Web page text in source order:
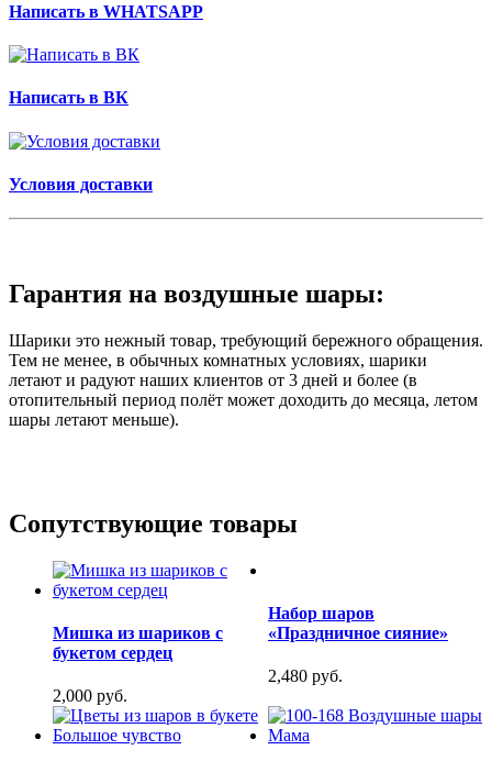
Написать в WHATSAPP
Написать в ВК
Условия доставки
Гарантия на воздушные шары:
Шарики это нежный товар, требующий бережного обращения.
Тем не менее, в обычных комнатных условиях, шарики
летают и радуют наших клиентов от 3 дней и более (в
отопительный период полёт может доходить до месяца, летом
шары летают меньше).
Сопутствующие товары
Мишка из шариков с
букетом сердец
2,000 руб.
Набор шаров
«Праздничное сияние»
2,480 руб.